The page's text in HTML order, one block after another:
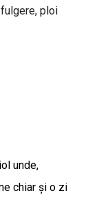
ploi
unde,
chiar și o zi